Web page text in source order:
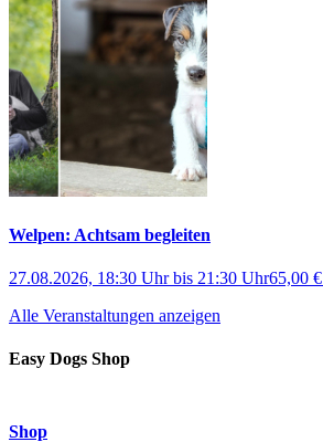
Welpen: Achtsam begleiten
27.08.2026, 18:30 Uhrbis 21:30 Uhr65,00 €
Alle Veranstaltungen anzeigen
Easy Dogs Shop
Shop